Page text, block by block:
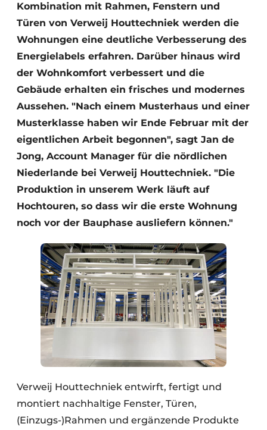
Kombination mit Rahmen, Fenstern und
Türen von Verweij Houttechniek werden die
Wohnungen eine deutliche Verbesserung des
Energielabels erfahren. Darüber hinaus wird
der Wohnkomfort verbessert und die
Gebäude erhalten ein frisches und modernes
Aussehen. "Nach einem Musterhaus und einer
Musterklasse haben wir Ende Februar mit der
eigentlichen Arbeit begonnen", sagt Jan de
Jong, Account Manager für die nördlichen
Niederlande bei Verweij Houttechniek. "Die
Produktion in unserem Werk läuft auf
Hochtouren, so dass wir die erste Wohnung
noch vor der Bauphase ausliefern können."
Verweij Houttechniek entwirft, fertigt und
montiert nachhaltige Fenster, Türen,
(Einzugs-)Rahmen und ergänzende Produkte